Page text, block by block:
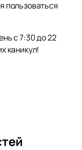
пользоваться
с 7:30 до 22
каникул!